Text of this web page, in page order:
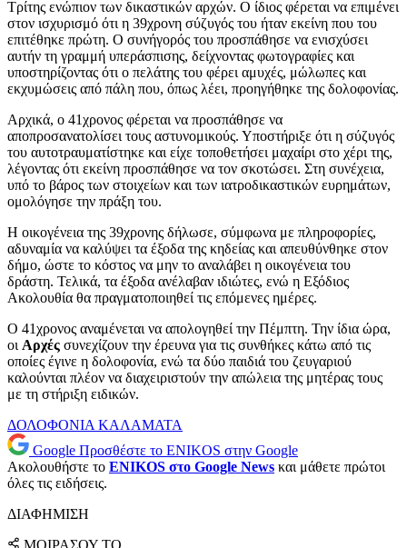
Τρίτης ενώπιον των δικαστικών αρχών. Ο ίδιος φέρεται να επιμένει
στον ισχυρισμό ότι η 39χρονη σύζυγός του ήταν εκείνη που του
επιτέθηκε πρώτη. Ο συνήγορός του προσπάθησε να ενισχύσει
αυτήν τη γραμμή υπεράσπισης, δείχνοντας φωτογραφίες και
υποστηρίζοντας ότι ο πελάτης του φέρει αμυχές, μώλωπες και
εκχυμώσεις από πάλη που, όπως λέει, προηγήθηκε της δολοφονίας.
Αρχικά, ο 41χρονος φέρεται να προσπάθησε να
αποπροσανατολίσει τους αστυνομικούς. Υποστήριξε ότι η σύζυγός
του αυτοτραυματίστηκε και είχε τοποθετήσει μαχαίρι στο χέρι της,
λέγοντας ότι εκείνη προσπάθησε να τον σκοτώσει. Στη συνέχεια,
υπό το βάρος των στοιχείων και των ιατροδικαστικών ευρημάτων,
ομολόγησε την πράξη του.
Η οικογένεια της 39χρονης δήλωσε, σύμφωνα με πληροφορίες,
αδυναμία να καλύψει τα έξοδα της κηδείας και απευθύνθηκε στον
δήμο, ώστε το κόστος να μην το αναλάβει η οικογένεια του
δράστη. Τελικά, τα έξοδα ανέλαβαν ιδιώτες, ενώ η Εξόδιος
Ακολουθία θα πραγματοποιηθεί τις επόμενες ημέρες.
Ο 41χρονος αναμένεται να απολογηθεί την Πέμπτη. Την ίδια ώρα,
οι Αρχές συνεχίζουν την έρευνα για τις συνθήκες κάτω από τις
οποίες έγινε η δολοφονία, ενώ τα δύο παιδιά του ζευγαριού
καλούνται πλέον να διαχειριστούν την απώλεια της μητέρας τους
με τη στήριξη ειδικών.
ΔΟΛΟΦΟΝΙΑ ΚΑΛΑΜΑΤΑ
Google Προσθέστε το ENIKOS στην Google
Ακολουθήστε το ENIKOS στο Google News και μάθετε πρώτοι
όλες τις ειδήσεις.
ΔΙΑΦΗΜΙΣΗ